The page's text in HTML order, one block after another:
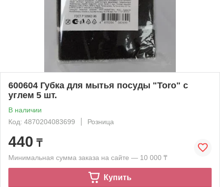
600604 Губка для мытья посуды "Toro" с
углем 5 шт.
В наличии
Код: 4870204083699
Розница
440 ₸
Минимальная сумма заказа на сайте — 10 000 ₸
Купить